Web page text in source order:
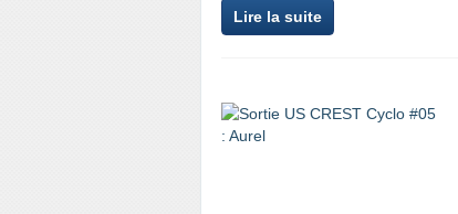
Lire la suite